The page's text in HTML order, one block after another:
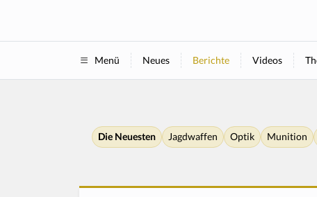
Menü Neues Berichte Videos
Die Neuesten Jagdwaffen Optik Munition